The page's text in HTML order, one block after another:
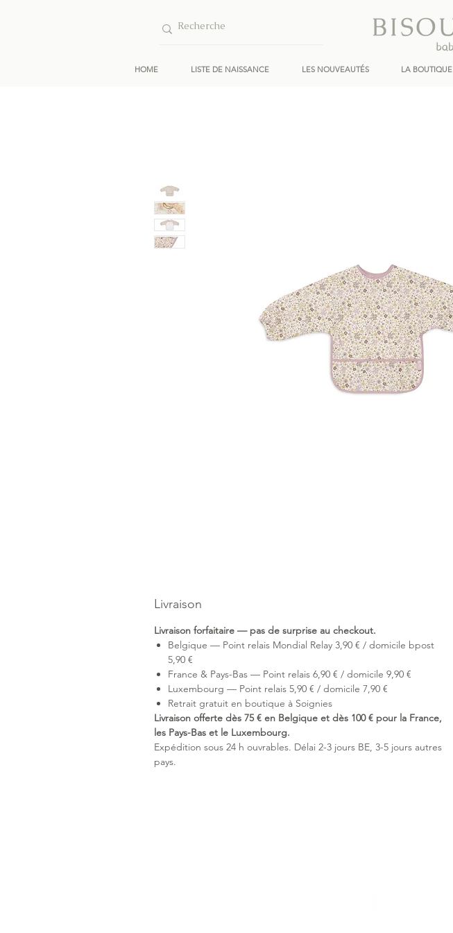
HOME LISTE DE NAISSANCE LES NOUVEAUTÉS LA BOUTIQUE
Livraison
Livraison forfaitaire — pas de surprise au checkout.
Belgique — Point relais Mondial Relay 3,90 € / domicile bpost
5,90 €
France & Pays-Bas — Point relais 6,90 € / domicile 9,90 €
Luxembourg — Point relais 5,90 € / domicile 7,90 €
Retrait gratuit en boutique à Soignies
Livraison offerte dès 75 € en Belgique et dès 100 € pour la France,
les Pays-Bas et le Luxembourg.
Expédition sous 24 h ouvrables. Délai 2-3 jours BE, 3-5 jours autres
pays.